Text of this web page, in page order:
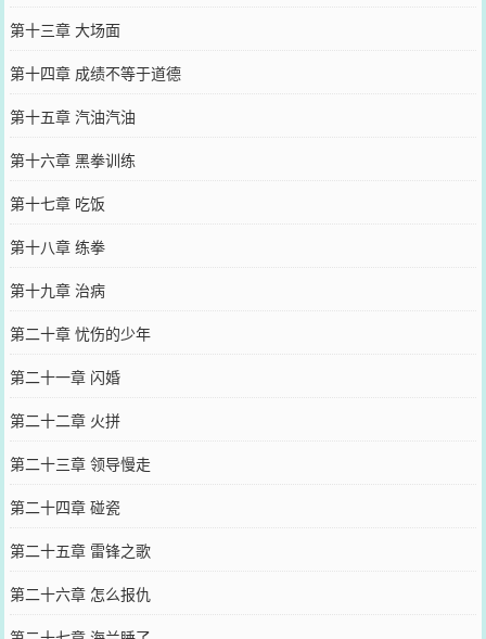
第十三章 大场面
第十四章 成绩不等于道德
第十五章 汽油汽油
第十六章 黑拳训练
第十七章 吃饭
第十八章 练拳
第十九章 治病
第二十章 忧伤的少年
第二十一章 闪婚
第二十二章 火拼
第二十三章 领导慢走
第二十四章 碰瓷
第二十五章 雷锋之歌
第二十六章 怎么报仇